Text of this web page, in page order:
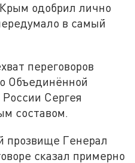
одобрил лично
в самый
переговоров
Объединённой
Сергея
составом.
прозвище Генерал
сказал примерно